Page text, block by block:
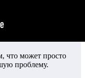
что может просто
проблему.